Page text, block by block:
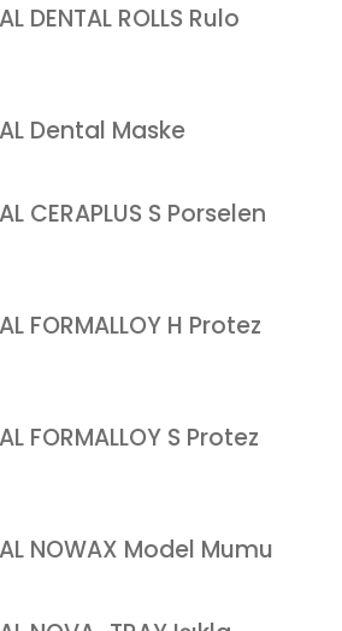
DENTAL ROLLS Rulo
Dental Maske
CERAPLUS S Porselen
FORMALLOY H Protez
FORMALLOY S Protez
NOWAX Model Mumu